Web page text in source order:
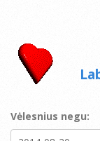
Vėlesnius negu: